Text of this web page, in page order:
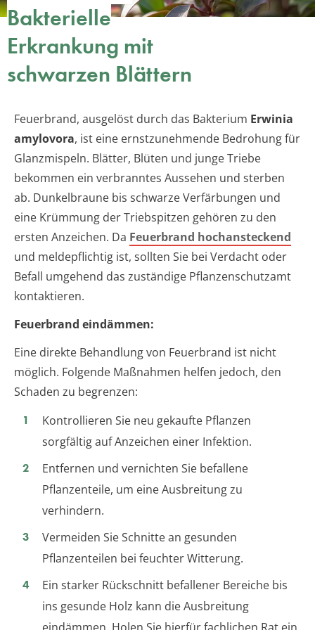
Bakterielle
Erkrankung mit
schwarzen Blättern
Feuerbrand, ausgelöst durch das Bakterium Erwinia
amylovora, ist eine ernstzunehmende Bedrohung für
Glanzmispeln. Blätter, Blüten und junge Triebe
bekommen ein verbranntes Aussehen und sterben
ab. Dunkelbraune bis schwarze Verfärbungen und
eine Krümmung der Triebspitzen gehören zu den
ersten Anzeichen. Da Feuerbrand hochansteckend
und meldepflichtig ist, sollten Sie bei Verdacht oder
Befall umgehend das zuständige Pflanzenschutzamt
kontaktieren.
Feuerbrand eindämmen:
Eine direkte Behandlung von Feuerbrand ist nicht
möglich. Folgende Maßnahmen helfen jedoch, den
Schaden zu begrenzen:
Kontrollieren Sie neu gekaufte Pflanzen
sorgfältig auf Anzeichen einer Infektion.
Entfernen und vernichten Sie befallene
Pflanzenteile, um eine Ausbreitung zu
verhindern.
Vermeiden Sie Schnitte an gesunden
Pflanzenteilen bei feuchter Witterung.
Ein starker Rückschnitt befallener Bereiche bis
ins gesunde Holz kann die Ausbreitung